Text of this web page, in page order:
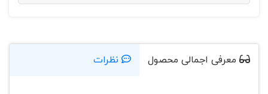
معرفی اجمالی محصول نظرات